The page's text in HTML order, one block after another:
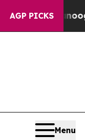
AGP PICKS
Newspaper
Menu